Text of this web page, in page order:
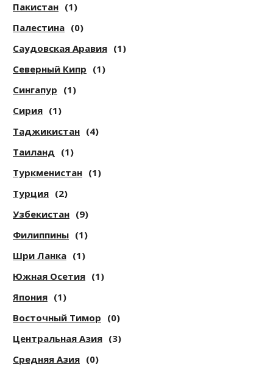
Пакистан (1)
Палестина (0)
Саудовская Аравия (1)
Северный Кипр (1)
Сингапур (1)
Сирия (1)
Таджикистан (4)
Таиланд (1)
Туркменистан (1)
Турция (2)
Узбекистан (9)
Филиппины (1)
Шри Ланка (1)
Южная Осетия (1)
Япония (1)
Восточный Тимор (0)
Центральная Азия (3)
Средняя Азия (0)